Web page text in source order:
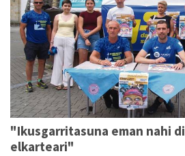
"Ikusgarritasuna eman nahi
elkarteari"